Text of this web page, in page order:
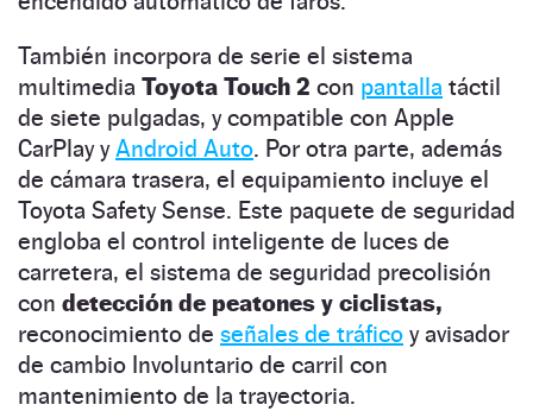
También incorpora de serie el sistema
multimedia Toyota Touch 2 con pantalla táctil
de siete pulgadas, y compatible con Apple
CarPlay yAndroid Auto. Por otra parte, además
de cámara trasera, el equipamiento incluye el
Toyota Safety Sense. Este paquete de seguridad
engloba el control inteligente de luces de
carretera, el sistema de seguridad precolisión
con detección de peatones y ciclistas,
reconocimiento de señales de tráfico y avisador
de cambio Involuntario de carril con
mantenimiento de la trayectoria.